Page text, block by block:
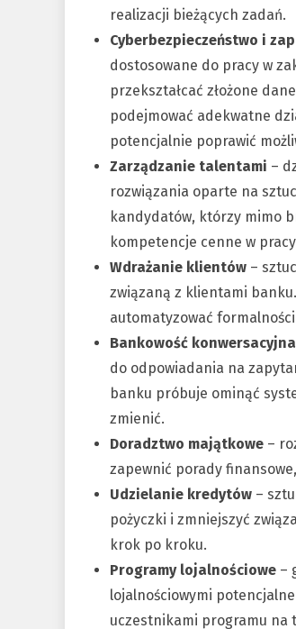
realizacji bieżących zadań.
Cyberbezpieczeństwo i
dostosowane do pracy w
przekształcać złożone
podejmować adekwatne
potencjalnie poprawić
Zarządzanie talentami –
rozwiązania oparte na
kandydatów, którzy mimo
kompetencje cenne w
Wdrażanie klientów –
związaną z klientami
automatyzować
Bankowość konwersacyjna
do odpowiadania na
banku próbuje ominąć
zmienić.
Doradztwo majątkowe –
zapewnić porady
Udzielanie kredytów –
pożyczki i zmniejszyć
krok po kroku.
Programy lojalnościowe –
lojalnościowymi
uczestnikami programu na